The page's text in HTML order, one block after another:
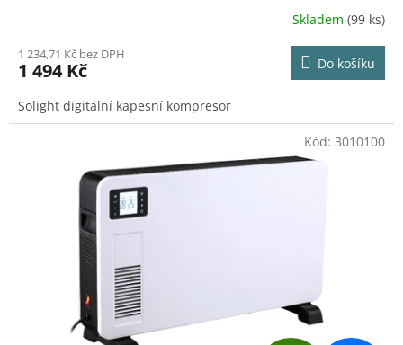
Skladem (99 ks)
1 234,71 Kč bez DPH
1 494 Kč Do košíku
Solight digitální kapesní kompresor
Kód: 3010100